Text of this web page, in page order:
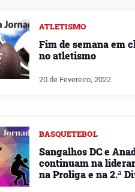
ATLETISMO
Fim de semana em
no atletismo
20 de Fevereiro, 2022
BASQUETEBOL
Sangalhos DC e
continuam na
na Proliga e na 2.ª